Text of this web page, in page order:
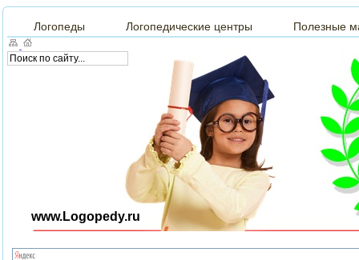
Логопеды Логопедические центры Полезные
www.Logopedy.ru